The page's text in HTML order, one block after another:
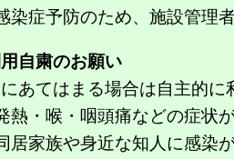
新型コロナウイルス感染症対
染症予防のため、施設管理
自粛のお願い
あてはまる場合は自主的に
・喉・咽頭痛などの症状
家族や身近な知人に感染